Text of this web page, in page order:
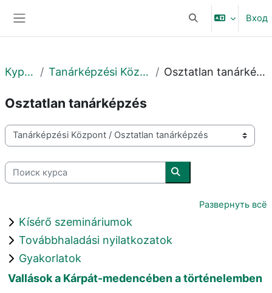
Изменить данные
Вход
Курсы Tanárképzési Központ Osztatlan tanárképzés
Osztatlan tanárképzés
Категории курсов
Поиск курса
Поиск курса
Развернуть всё
Kísérő szemináriumok
Továbbhaladási nyilatkozatok
Gyakorlatok
Vallások a Kárpát-medencében a történelemben